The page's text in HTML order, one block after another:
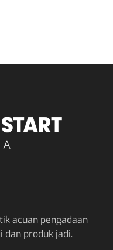
acuan pengadaan
dan produk jadi.